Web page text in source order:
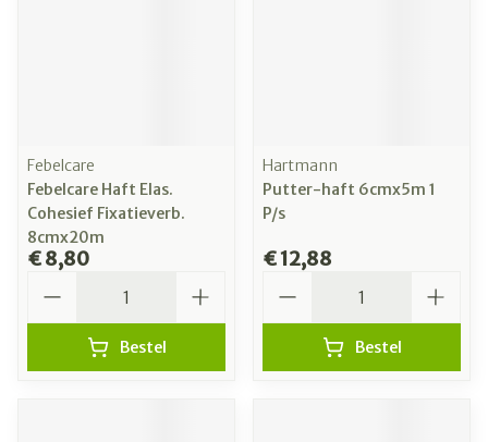
Febelcare
Febelcare Haft Elas.
Cohesief Fixatieverb.
8cmx20m
€ 8,80
Bestel
Hartmann
Putter-haft 6cmx5m 1
P/s
€ 12,88
Bestel